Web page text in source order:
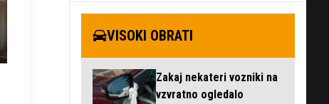
VISOKI OBRATI
Zakaj nekateri vozniki na
vzvratno ogledalo